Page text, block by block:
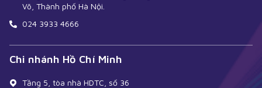
Võ, Thành phố Hà Nội.
024 3933 4666
Chi nhánh Hồ Chí Minh
Tầng 5, tòa nhà HDTC, số 36